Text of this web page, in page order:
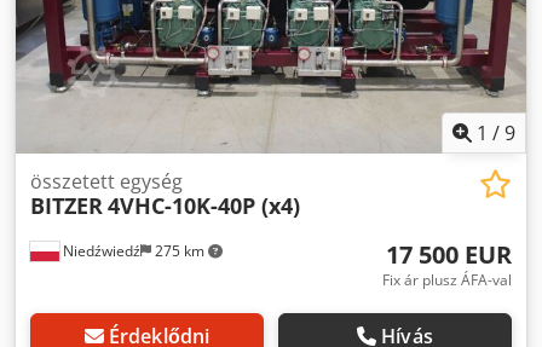
Lehetőség van csak a kompresszor állvány vagy csak a
kondenzátor megvásárlására Van 2 egyforma készletünk
Számos egyéb ipari hűtőberendezésünk van, Crsdoir E I
Ispfx Anzef További információ kérésre,
1 /9
Niedźwiedź 275 km
összetett egység
BITZER 4VHC-10K-40P (x4)
17 500 EUR
Fix ár plusz ÁFA-val
Érdeklődni Hívás